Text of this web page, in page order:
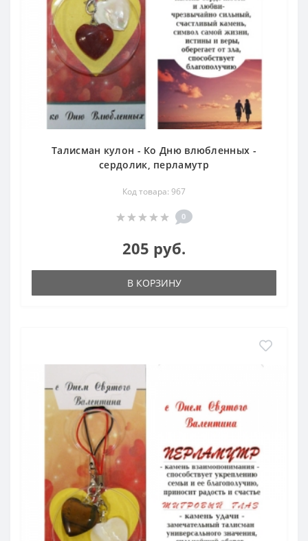
Талисман кулон - Ко Дню влюбленных -
сердолик, перламутр
Код товара: 967
0
205 руб.
В КОРЗИНУ